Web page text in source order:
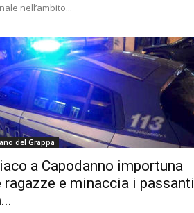
nell’ambito...
del Grappa
a Capodanno importuna
ragazze e minaccia i passanti